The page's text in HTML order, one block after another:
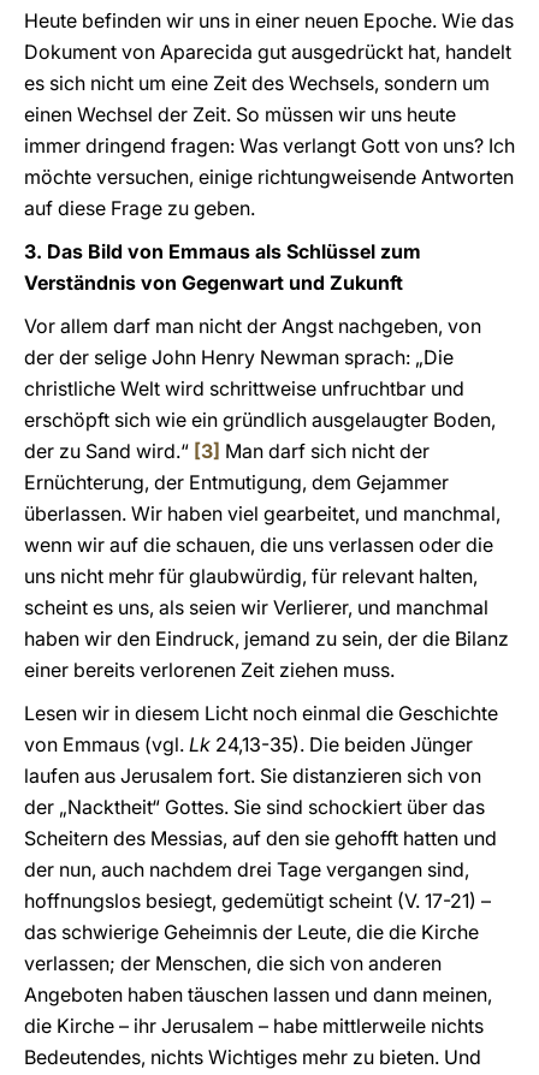
Heute befinden wir uns in einer neuen Epoche. Wie das
Dokument von Aparecida gut ausgedrückt hat, handelt
es sich nicht um eine Zeit des Wechsels, sondern um
einen Wechsel der Zeit. So müssen wir uns heute
immer dringend fragen: Was verlangt Gott von uns? Ich
möchte versuchen, einige richtungweisende Antworten
auf diese Frage zu geben.
3. Das Bild von Emmaus als Schlüssel zum
Verständnis von Gegenwart und Zukunft
Vor allem darf man nicht der Angst nachgeben, von
der der selige John Henry Newman sprach: „Die
christliche Welt wird schrittweise unfruchtbar und
erschöpft sich wie ein gründlich ausgelaugter Boden,
der zu Sand wird.“ [3] Man darf sich nicht der
Ernüchterung, der Entmutigung, dem Gejammer
überlassen. Wir haben viel gearbeitet, und manchmal,
wenn wir auf die schauen, die uns verlassen oder die
uns nicht mehr für glaubwürdig, für relevant halten,
scheint es uns, als seien wir Verlierer, und manchmal
haben wir den Eindruck, jemand zu sein, der die Bilanz
einer bereits verlorenen Zeit ziehen muss.
Lesen wir in diesem Licht noch einmal die Geschichte
von Emmaus (vgl. Lk 24,13-35). Die beiden Jünger
laufen aus Jerusalem fort. Sie distanzieren sich von
der „Nacktheit“ Gottes. Sie sind schockiert über das
Scheitern des Messias, auf den sie gehofft hatten und
der nun, auch nachdem drei Tage vergangen sind,
hoffnungslos besiegt, gedemütigt scheint (V. 17-21) –
das schwierige Geheimnis der Leute, die die Kirche
verlassen; der Menschen, die sich von anderen
Angeboten haben täuschen lassen und dann meinen,
die Kirche – ihr Jerusalem – habe mittlerweile nichts
Bedeutendes, nichts Wichtiges mehr zu bieten. Und